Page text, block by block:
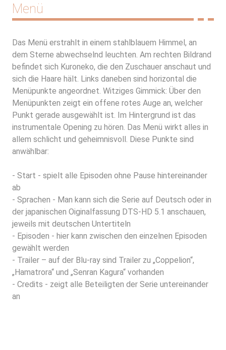
Menü
Das Menü erstrahlt in einem stahlblauem Himmel, an
dem Sterne abwechselnd leuchten. Am rechten Bildrand
befindet sich Kuroneko, die den Zuschauer anschaut und
sich die Haare hält. Links daneben sind horizontal die
Menüpunkte angeordnet. Witziges Gimmick: Über den
Menüpunkten zeigt ein offene rotes Auge an, welcher
Punkt gerade ausgewählt ist. Im Hintergrund ist das
instrumentale Opening zu hören. Das Menü wirkt alles in
allem schlicht und geheimnisvoll. Diese Punkte sind
anwählbar:
- Start - spielt alle Episoden ohne Pause hintereinander
ab
- Sprachen - Man kann sich die Serie auf Deutsch oder in
der japanischen Oiginalfassung DTS-HD 5.1 anschauen,
jeweils mit deutschen Untertiteln
- Episoden - hier kann zwischen den einzelnen Episoden
gewählt werden
- Trailer – auf der Blu-ray sind Trailer zu „Coppelion“,
„Hamatrora“ und „Senran Kagura“ vorhanden
- Credits - zeigt alle Beteiligten der Serie untereinander
an